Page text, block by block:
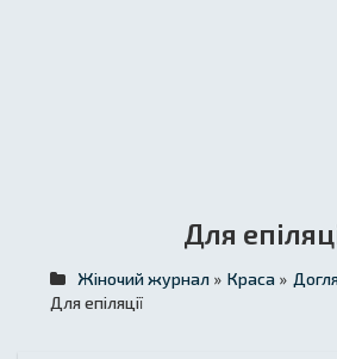
Для
Жіночий журнал » Краса »
Для епіляції